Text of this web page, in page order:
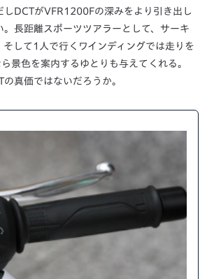
しDCTがVFR1200Fの深みをより引き出し
。長距離スポーツツアラーとして、サーキ
そして1人で行くワインディングでは走りを
景色を案内するゆとりも与えてくれる。
真価ではないだろうか。